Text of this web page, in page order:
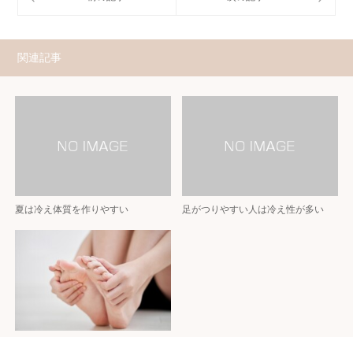
関連記事
夏は冷え体質を作りやすい 足がつりやすい人は冷え性が多い